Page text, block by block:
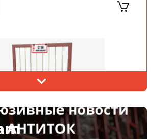
по запросу